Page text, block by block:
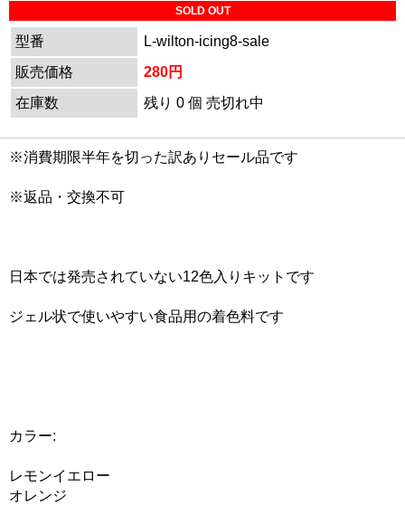
SOLD OUT
型番
L-wilton-icing8-sale
販売価格
280円
在庫数
残り 0 個 売切れ中
※消費期限半年を切った訳ありセール品です
※返品・交換不可
日本では発売されていない12色入りキットです
ジェル状で使いやすい食品用の着色料です
カラー:
レモンイエロー
オレンジ